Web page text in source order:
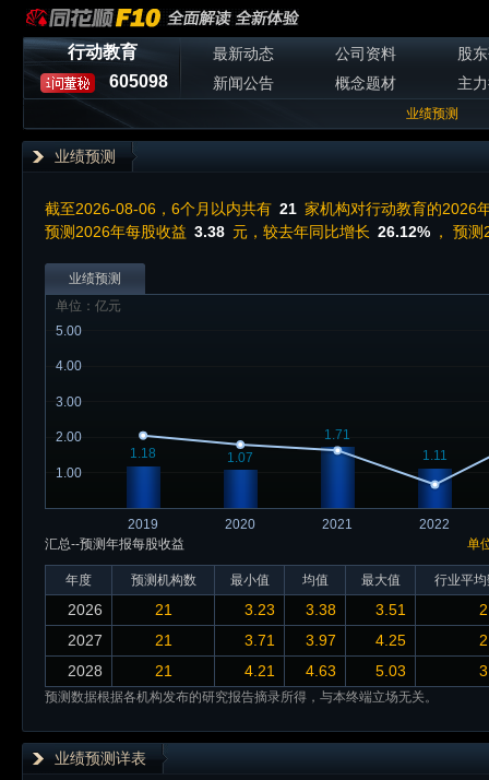
行动教育
605098
最新动态 公司资料
股
新闻公告
概念题材 主
业绩预测
业绩预测
截至2026-08-06，6个月以内共有 21 家机构对行动教育的2026
预测2026年每股收益 3.38 元，较去年同比增长 26.12% ， 预
业绩预测
2019 2020 2021 2022
1.00
2.00
3.00
4.00
5.00
单位：亿元
1.18 1.07
1.71
1.11
单
汇总--预测年报每股收益
年度 预测机构数 最小值 均值 最大值 行业平
2026 21 3.23 3.38 3.51
2027
21 3.71 3.97 4.25
2028
21 4.21 4.63 5.03
预测数据根据各机构发布的研究报告摘录所得，与本终端立场无关。
业绩预测详表